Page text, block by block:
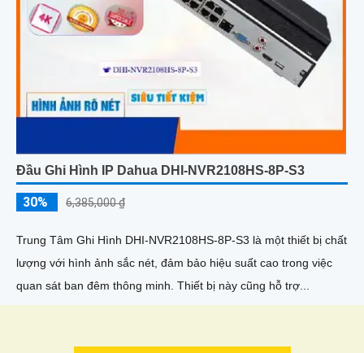
Đầu Ghi Hình IP Dahua DHI-NVR2108HS-8P-S3
30% 6,385,000 ₫
Trung Tâm Ghi Hình DHI-NVR2108HS-8P-S3 là một thiết bị chất
lượng với hình ảnh sắc nét, đảm bảo hiệu suất cao trong việc
quan sát ban đêm thông minh. Thiết bị này cũng hỗ trợ...